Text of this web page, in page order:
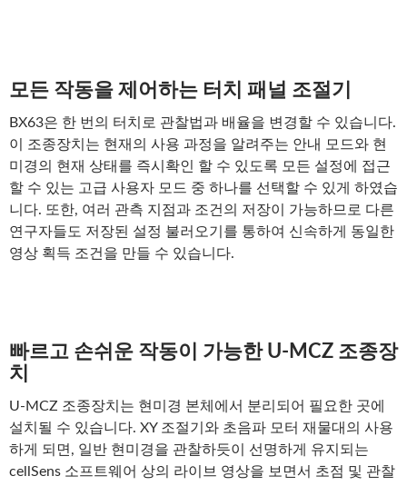
모든 작동을 제어하는 터치 패널 조절기
BX63은 한 번의 터치로 관찰법과 배율을 변경할 수 있습니다.
이 조종장치는 현재의 사용 과정을 알려주는 안내 모드와 현
미경의 현재 상태를 즉시확인 할 수 있도록 모든 설정에 접근
할 수 있는 고급 사용자 모드 중 하나를 선택할 수 있게 하였습
니다. 또한, 여러 관측 지점과 조건의 저장이 가능하므로 다른
연구자들도 저장된 설정 불러오기를 통하여 신속하게 동일한
영상 획득 조건을 만들 수 있습니다.
빠르고 손쉬운 작동이 가능한 U-MCZ 조종장
치
U-MCZ 조종장치는 현미경 본체에서 분리되어 필요한 곳에
설치될 수 있습니다. XY 조절기와 초음파 모터 재물대의 사용
하게 되면, 일반 현미경을 관찰하듯이 선명하게 유지되는
cellSens 소프트웨어 상의 라이브 영상을 보면서 초점 및 관찰